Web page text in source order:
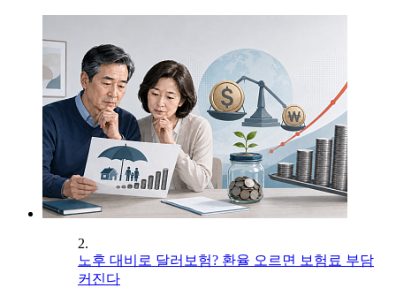
2.
노후 대비로 달러보험? 환율 오르면 보험료 부담
커진다